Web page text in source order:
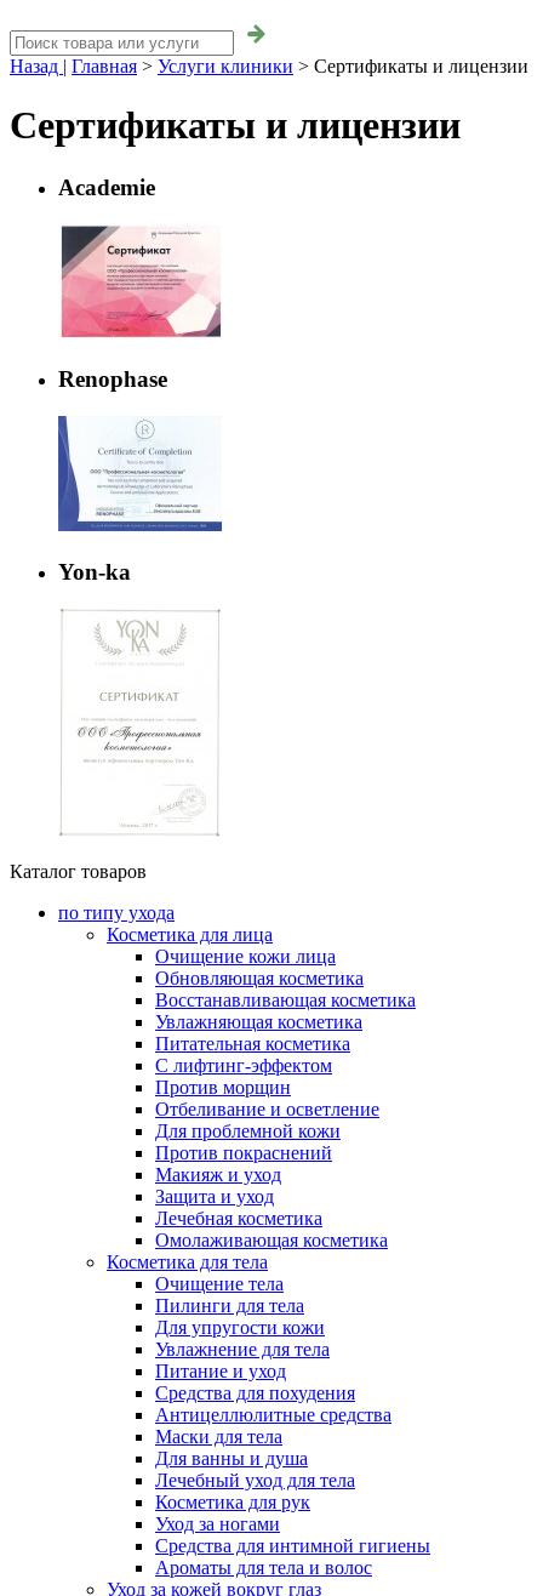
Назад | Главная > Услуги клиники > Сертификаты и лицензии
Сертификаты и лицензии
Academie
Renophase
Yon-ka
Каталог товаров
по типу ухода
Косметика для лица
Очищение кожи лица
Обновляющая косметика
Восстанавливающая косметика
Увлажняющая косметика
Питательная косметика
С лифтинг-эффектом
Против морщин
Отбеливание и осветление
Для проблемной кожи
Против покраснений
Макияж и уход
Защита и уход
Лечебная косметика
Омолаживающая косметика
Косметика для тела
Очищение тела
Пилинги для тела
Для упругости кожи
Увлажнение для тела
Питание и уход
Средства для похудения
Антицеллюлитные средства
Маски для тела
Для ванны и душа
Лечебный уход для тела
Косметика для рук
Уход за ногами
Средства для интимной гигиены
Ароматы для тела и волос
Уход за кожей вокруг глаз